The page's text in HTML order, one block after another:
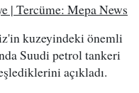
| Tercüme: Mepa News
kuzeyindeki önemli
Suudi petrol tankeri
açıkladı.